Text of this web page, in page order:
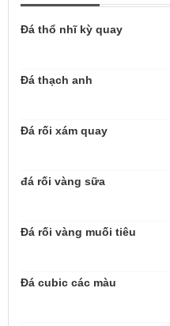
Đá thổ nhĩ kỳ quay
Đá thạch anh
Đá rối xám quay
đá rối vàng sữa
Đá rối vàng muối tiêu
Đá cubic các màu